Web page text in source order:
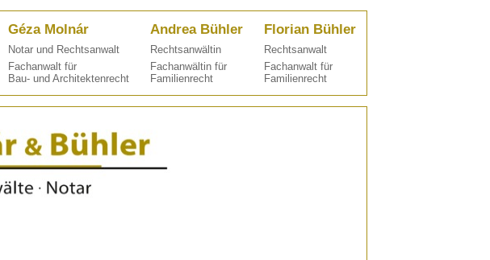
Géza Molnár
Notar und Rechtsanwalt
Fachanwalt für
Bau- und Architektenrecht
Andrea Bühler
Rechtsanwältin
Fachanwältin für
Familienrecht
Florian Bühler
Rechtsanwalt
Fachanwalt für
Familienrecht